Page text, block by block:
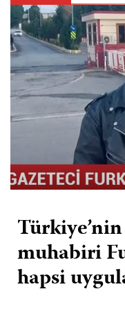
muhabiri
hapsi